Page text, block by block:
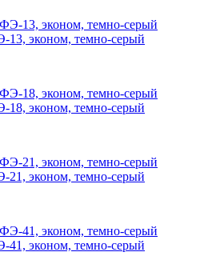
эконом, темно-серый
эконом, темно-серый
эконом, темно-серый
эконом, темно-серый